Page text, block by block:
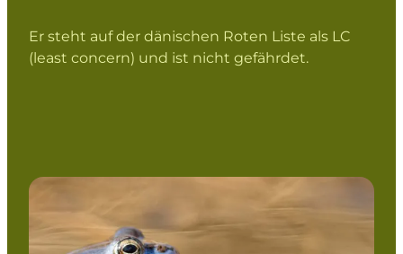
Er steht auf der dänischen Roten Liste als LC
(least concern) und ist nicht gefährdet.